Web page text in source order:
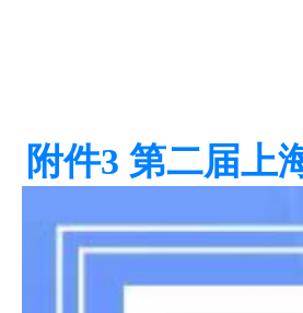
附件3 第二届上